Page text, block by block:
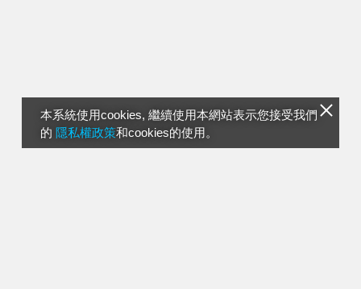
本系統使用cookies, 繼續使用本網站表示您接受我們
的 隱私權政策和cookies的使用。